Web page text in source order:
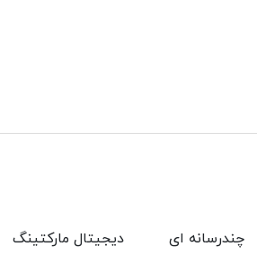
دیجیتال مارکتینگ چندرسانه ای